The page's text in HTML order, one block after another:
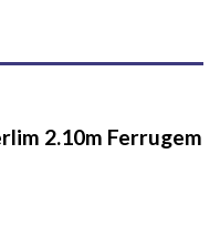
2.10m Ferrugem